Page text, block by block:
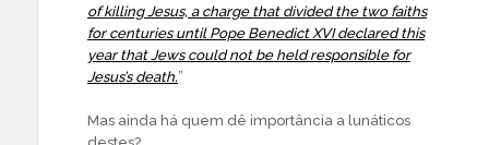
of killing Jesus, a charge that divided the two faiths
for centuries until Pope Benedict XVI declared this
year that Jews could not be held responsible for
Jesus’s death.”
Mas ainda há quem dê importância a lunáticos